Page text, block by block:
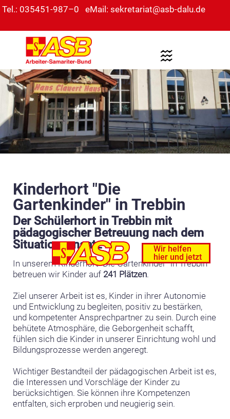
Tel.: 035451-987–0 eMail: sekretariat@asb-dalu.de
Wir helfen
hier und jetzt
Kinderhort "Die
Gartenkinder" in Trebbin
Der Schülerhort in Trebbin mit
pädagogischer Betreuung nach dem
Situationsansatz
In unserem Kinderhort "Die Gartenkinder" in Trebbin
betreuen wir Kinder auf 241 Plätzen.
Ziel unserer Arbeit ist es, Kinder in ihrer Autonomie
und Entwicklung zu begleiten, positiv zu bestärken,
und kompetenter Ansprechpartner zu sein. Durch eine
behütete Atmosphäre, die Geborgenheit schafft,
fühlen sich die Kinder in unserer Einrichtung wohl und
Bildungsprozesse werden angeregt.
Wichtiger Bestandteil der pädagogischen Arbeit ist es,
die Interessen und Vorschläge der Kinder zu
berücksichtigen. Sie können ihre Kompetenzen
entfalten, sich erproben und neugierig sein.